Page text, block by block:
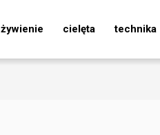
żywienie cielęta technika